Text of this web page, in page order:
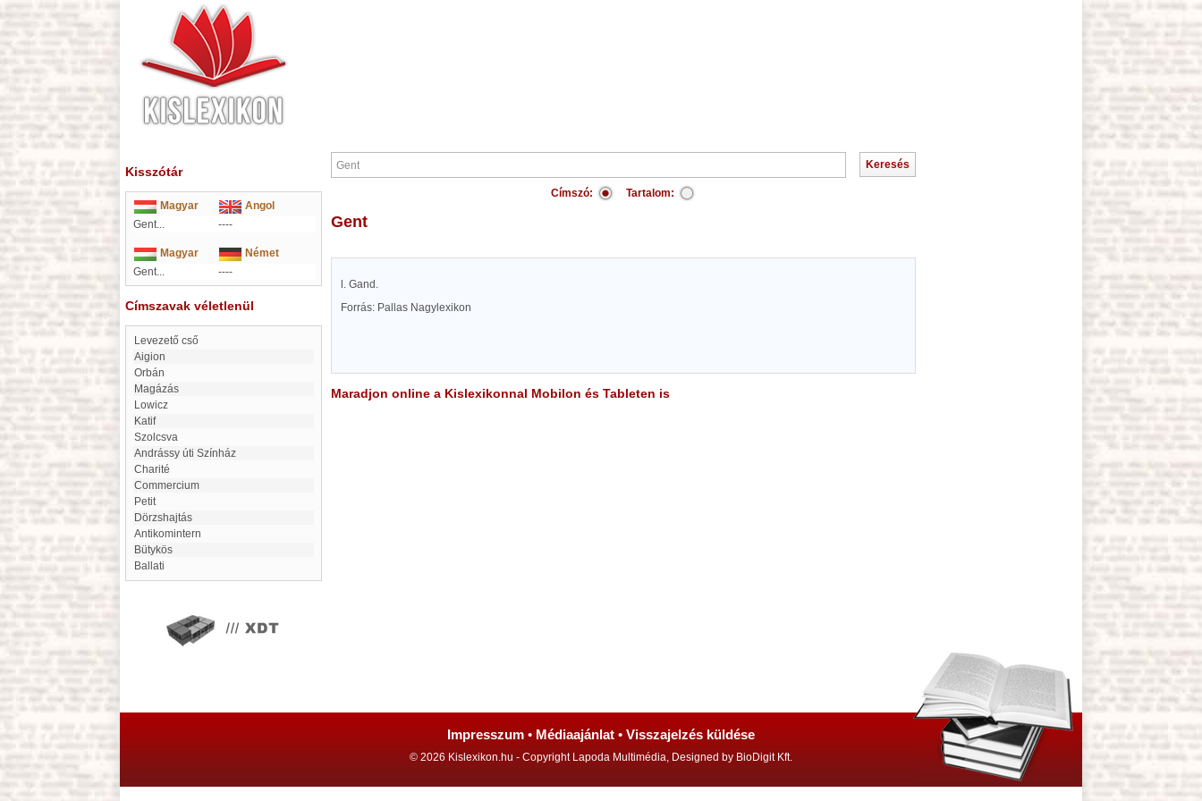
Kisszótár
Magyar
Angol
Gent...
----
Magyar
Német
Gent...
----
Címszavak véletlenül
Levezető cső
Aigion
Orbán
Magázás
Lowicz
Katif
Szolcsva
Andrássy úti Színház
charité
Commercium
Petit
Dörzshajtás
antikomintern
Bütykös
Ballati
Címszó: Tartalom:
Gent
l. Gand.
Forrás: Pallas Nagylexikon
Maradjon online a Kislexikonnal Mobilon és Tableten is
Impresszum • Médiaajánlat • Visszajelzés küldése
© 2026 Kislexikon.hu - Copyright Lapoda Multimédia, Designed by BioDigit Kft.